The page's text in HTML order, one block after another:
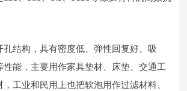
孔结构，具有密度低、弹性回复好、吸
性能，主要用作家具垫材、床垫、交通工
工业和民用上也把软泡用作过滤材料、